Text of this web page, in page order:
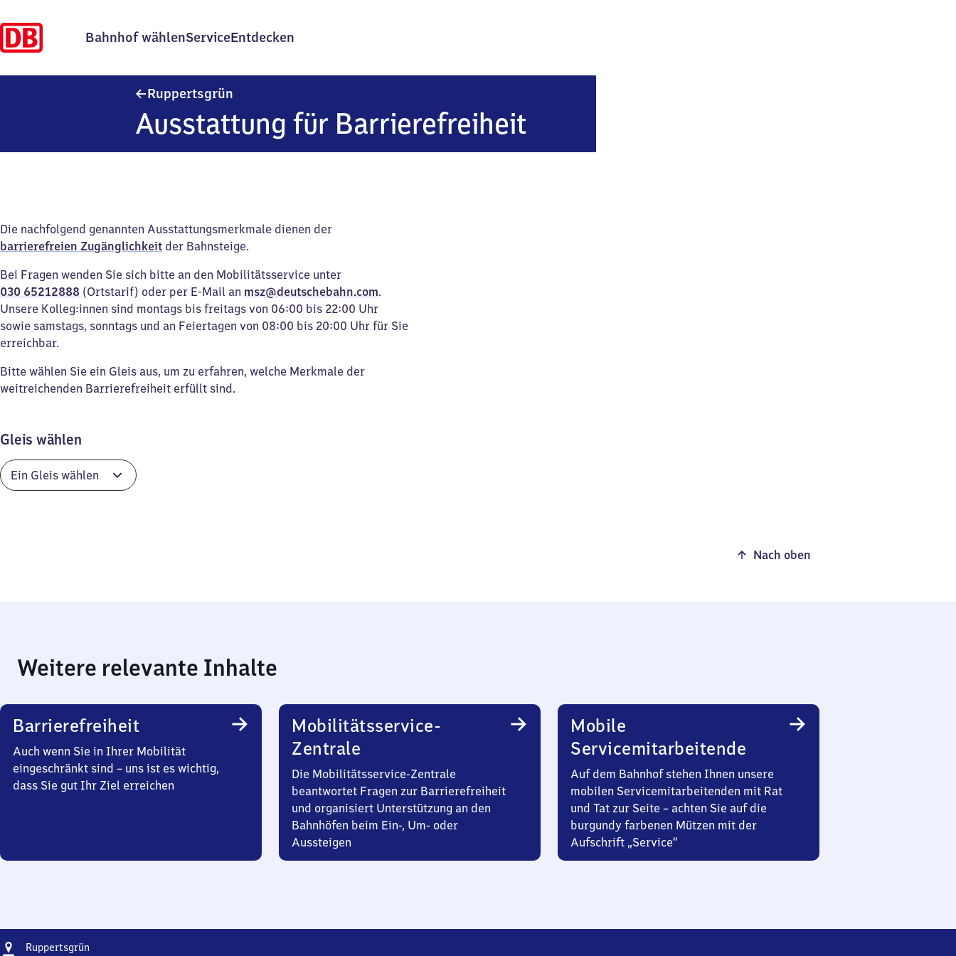
Bahnhof wählenServiceEntdecken
Ruppertsgrün
Ausstattung für Barrierefreiheit
Die nachfolgend genannten Ausstattungsmerkmale dienen der
barrierefreien Zugänglichkeit der Bahnsteige.
Bei Fragen wenden Sie sich bitte an den Mobilitätsservice unter
030 65212888 (Ortstarif) oder per E-Mail an msz@deutschebahn.com.
Unsere Kolleg:innen sind montags bis freitags von 06:00 bis 22:00 Uhr
sowie samstags, sonntags und an Feiertagen von 08:00 bis 20:00 Uhr für Sie
erreichbar.
Bitte wählen Sie ein Gleis aus, um zu erfahren, welche Merkmale der
weitreichenden Barrierefreiheit erfüllt sind.
Gleis wählen
Nach oben
Weitere relevante Inhalte
Barrierefreiheit
Auch wenn Sie in Ihrer Mobilität
eingeschränkt sind – uns ist es wichtig,
dass Sie gut Ihr Ziel erreichen
Mobilitätsservice-
Zentrale
Die Mobilitätsservice-Zentrale
beantwortet Fragen zur Barrierefreiheit
und organisiert Unterstützung an den
Bahnhöfen beim Ein-, Um- oder
Aussteigen
Mobile
Servicemitarbeitende
Auf dem Bahnhof stehen Ihnen unsere
mobilen Servicemitarbeitenden mit Rat
und Tat zur Seite – achten Sie auf die
burgundy farbenen Mützen mit der
Aufschrift „Service“
Adresse
Ruppertsgrün